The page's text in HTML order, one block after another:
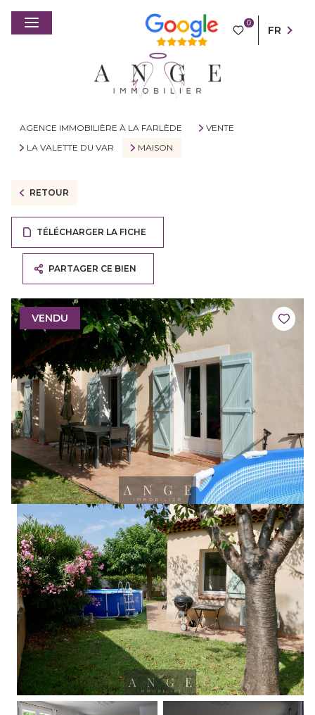
0
FR
AGENCE IMMOBILIÈRE À LA FARLÈDE
VENTE
LA VALETTE DU VAR
MAISON
RETOUR
TÉLÉCHARGER LA FICHE
PARTAGER CE BIEN
VENDU